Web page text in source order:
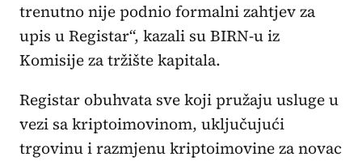
trenutno nije podnio formalni zahtjev za
upis u Registar“, kazali su BIRN-u iz
Komisije za tržište kapitala.
Registar obuhvata sve koji pružaju usluge u
vezi sa kriptoimovinom, uključujući
trgovinu i razmjenu kriptoimovine za novac